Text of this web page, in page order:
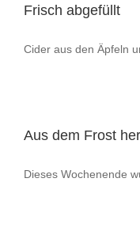
Frisch abgefüllt
Cider aus den Äpfeln
Aus dem Frost
Dieses Wochenende